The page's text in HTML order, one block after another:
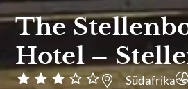
The
Hotel –
Südafrika